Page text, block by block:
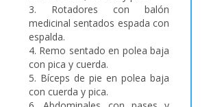
3. Rotadores con balón
medicinal sentados espada con
espalda.
4. Remo sentado en polea baja
con pica y cuerda.
5. Bíceps de pie en polea baja
con cuerda y pica.